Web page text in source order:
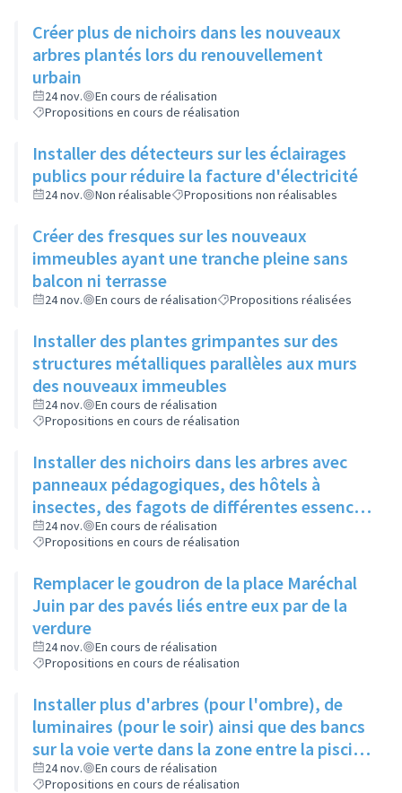
Créer plus de nichoirs dans les nouveaux
arbres plantés lors du renouvellement
urbain
24 nov.
En cours de réalisation
Propositions en cours de réalisation
Installer des détecteurs sur les éclairages
publics pour réduire la facture d'électricité
24 nov. Non réalisable Propositions non réalisables
Créer des fresques sur les nouveaux
immeubles ayant une tranche pleine sans
balcon ni terrasse
24 nov. En cours de réalisation Propositions réalisées
Installer des plantes grimpantes sur des
structures métalliques parallèles aux murs
des nouveaux immeubles
24 nov.
En cours de réalisation
Propositions en cours de réalisation
Installer des nichoirs dans les arbres avec
panneaux pédagogiques, des hôtels à
insectes, des fagots de différentes essences
pour stimuler la biodiversité sur la place du
Château à la Roue
24 nov.
En cours de réalisation
Propositions en cours de réalisation
Remplacer le goudron de la place Maréchal
Juin par des pavés liés entre eux par de la
verdure
24 nov.
En cours de réalisation
Propositions en cours de réalisation
Installer plus d'arbres (pour l'ombre), de
luminaires (pour le soir) ainsi que des bancs
sur la voie verte dans la zone entre la piscine
et la rue de l'Industrie
24 nov.
En cours de réalisation
Propositions en cours de réalisation